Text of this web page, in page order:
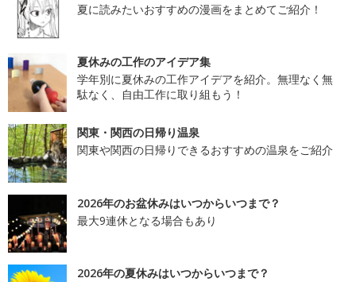
夏に読みたいおすすめの漫画をまとめてご紹介！
夏休みの工作のアイデア集
学年別に夏休みの工作アイデアを紹介。無理なく無
駄なく、自由工作に取り組もう！
関東・関西の日帰り温泉
関東や関西の日帰りできるおすすめの温泉をご紹介
2026年のお盆休みはいつからいつまで？
最大9連休となる場合もあり
2026年の夏休みはいつからいつまで？